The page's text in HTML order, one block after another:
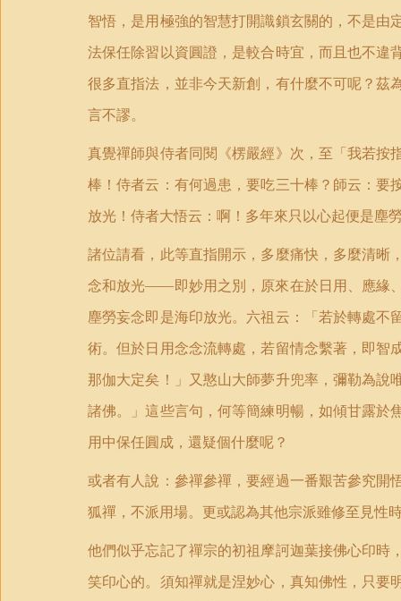
智悟，是用極強的智慧打開識鎖玄關的，不是
法保任除習以資圓證，是較合時宜，而且也不
很多直指法，並非今天新創，有什麼不可呢？
言不謬。
真覺禪師與侍者同閱《楞嚴經》次，至「我若
棒！侍者云：有何過患，要吃三十棒？師云：
放光！侍者大悟云：啊！多年來只以心起便是塵
諸位請看，此等直指開示，多麼痛快，多麼清
念和放光——即妙用之別，原來在於日用、應緣
塵勞妄念即是海印放光。六祖云：「若於轉處
術。但於日用念念流轉處，若留情念繫著，即
那伽大定矣！」又憨山大師夢升兜率，彌勒為
諸佛。」這些言句，何等簡練明暢，如傾甘露
用中保任圓成，還疑個什麼呢？
或者有人說：參禪參禪，要經過一番艱苦參究
狐禪，不派用場。更或認為其他宗派雖修至見性
他們似乎忘記了禪宗的初祖摩訶迦葉接佛心印
笑印心的。須知禪就是涅妙心，真知佛性，只